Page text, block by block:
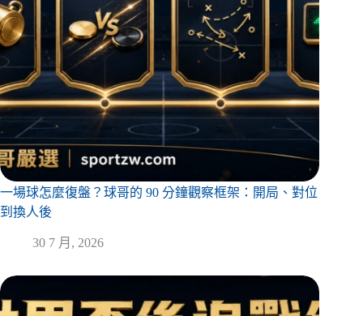
一場球怎麼復盤？球哥的 90 分鐘觀察框架：開局、對位
到換人後
30 7 月, 2026